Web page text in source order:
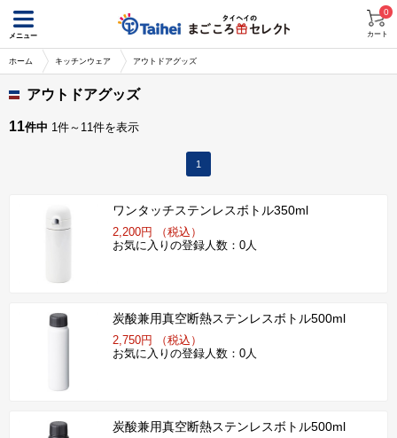
メニュー カート
0
ホーム キッチンウェア アウトドアグッズ
アウトドアグッズ
11件中 1件～11件を表示
1
ワンタッチステンレスボトル350ml
2,200円 （税込）
お気に入りの登録人数：0人
炭酸兼用真空断熱ステンレスボトル500ml
2,750円 （税込）
お気に入りの登録人数：0人
炭酸兼用真空断熱ステンレスボトル500ml